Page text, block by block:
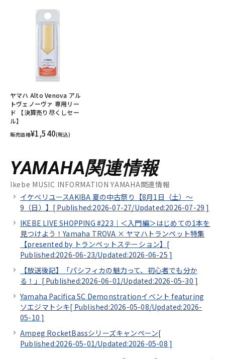
ヤマハ Alto Venova アル
トヴェノーヴァ 専用リー
ド 【決算売り尽くしセー
ル】
販売価格¥1,540(税込)
YAMAHA関連情報
Ikebe MUSIC INFORMATION YAMAHA関連情報
イケベリユースAKIBA 夏の中古祭り【8月1日（土）～
9（日）】[ Published:2026-07-27/Updated:2026-07-29 ]
IKEBE LIVE SHOPPING #223｜＜入門編＞はじめての1本を
見つけよう！Yamaha TROVA × ヤマハトランペット特集
【presented by トランペットステーション】[
Published:2026-06-23/Updated:2026-06-25 ]
【放送後記】「パシフィカの魅力って、初心者でも分か
る！」[ Published:2026-06-01/Updated:2026-05-30 ]
Yamaha Pacifica SC Demonstrationイベント featuring
ソエジマトシキ[ Published:2026-05-08/Updated:2026-
05-10 ]
Ampeg RocketBassシリーズキャンペーン[
Published:2026-05-01/Updated:2026-05-08 ]